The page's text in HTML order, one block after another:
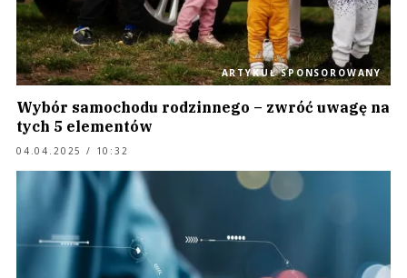
ARTYKUŁ SPONSOROWANY
Wybór samochodu rodzinnego – zwróć uwagę na
tych 5 elementów
04.04.2025 / 10:32